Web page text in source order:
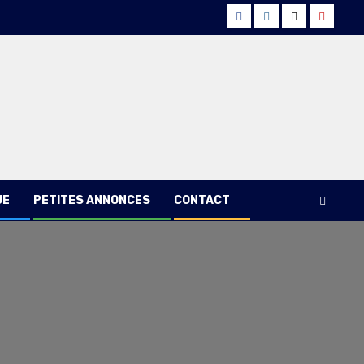
FacebookInstagram
Twitter
PETITES ANNONCES CONTACT